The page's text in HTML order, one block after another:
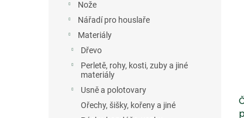
Nože
Nářadí pro houslaře
Materiály
Dřevo
Perletě, rohy, kosti, zuby a jiné
materiály
Usně a polotovary
Ořechy, šišky, kořeny a jiné